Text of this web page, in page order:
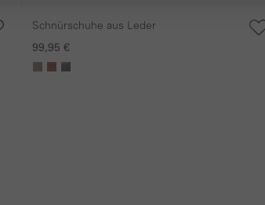
Schnürschuhe aus Leder
99,95 €